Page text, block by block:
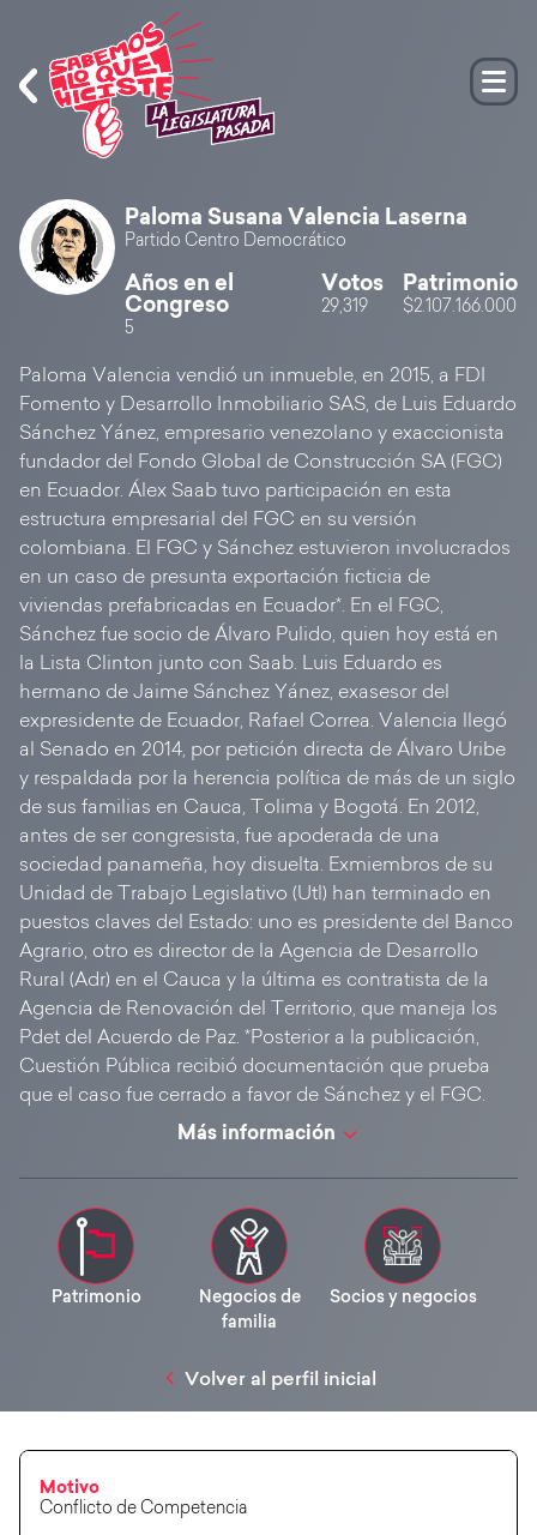
Paloma Susana Valencia Laserna
Partido Centro Democrático
Años en el
Congreso
5
Votos
29,319
Patrimonio
$2.107.166.000
Paloma Valencia vendió un inmueble, en 2015, a FDI
Fomento y Desarrollo Inmobiliario SAS, de Luis Eduardo
Sánchez Yánez, empresario venezolano y exaccionista
fundador del Fondo Global de Construcción SA (FGC)
en Ecuador. Álex Saab tuvo participación en esta
estructura empresarial del FGC en su versión
colombiana. El FGC y Sánchez estuvieron involucrados
en un caso de presunta exportación ficticia de
viviendas prefabricadas en Ecuador*. En el FGC,
Sánchez fue socio de Álvaro Pulido, quien hoy está en
la Lista Clinton junto con Saab. Luis Eduardo es
hermano de Jaime Sánchez Yánez, exasesor del
expresidente de Ecuador, Rafael Correa. Valencia llegó
al Senado en 2014, por petición directa de Álvaro Uribe
y respaldada por la herencia política de más de un siglo
de sus familias en Cauca, Tolima y Bogotá. En 2012,
antes de ser congresista, fue apoderada de una
sociedad panameña, hoy disuelta. Exmiembros de su
Unidad de Trabajo Legislativo (Utl) han terminado en
puestos claves del Estado: uno es presidente del Banco
Agrario, otro es director de la Agencia de Desarrollo
Rural (Adr) en el Cauca y la última es contratista de la
Agencia de Renovación del Territorio, que maneja los
Pdet del Acuerdo de Paz. *Posterior a la publicación,
Cuestión Pública recibió documentación que prueba
que el caso fue cerrado a favor de Sánchez y el FGC.
Más información
Patrimonio
Negocios de
familia
Socios y negocios
Volver al perfil inicial
Motivo
Conflicto de Competencia